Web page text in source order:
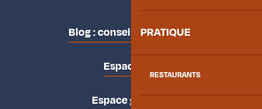
PRATIQUE
RESTAURANTS
Blog : conseils des locaux
Espace pro
Espace groupes